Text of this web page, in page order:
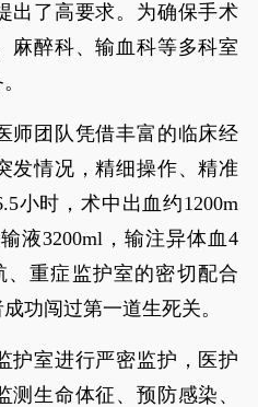
出了高要求。为确保手术
麻醉科、输血科等多科室
师团队凭借丰富的临床经
发情况，精细操作、精准
小时，术中出血约1200m
液3200ml，输注异体血4
重症监护室的密切配合
功闯过第一道生死关。
护室进行严密监护，医护
测生命体征、预防感染、